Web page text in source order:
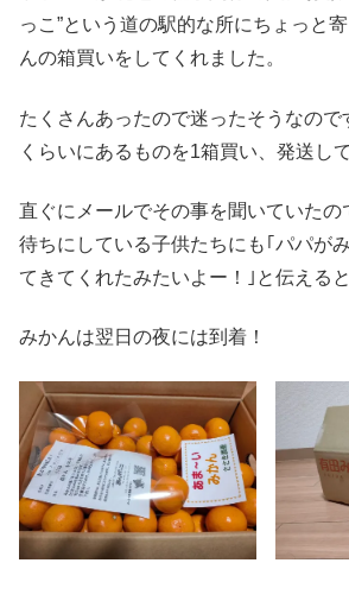
っこ”という道の駅的な所にちょっと
んの箱買いをしてくれました。
たくさんあったので迷ったそうなので
くらいにあるものを1箱買い、発送し
直ぐにメールでその事を聞いていたの
待ちにしている子供たちにも｢パパが
てきてくれたみたいよー！｣と伝える
みかんは翌日の夜には到着！